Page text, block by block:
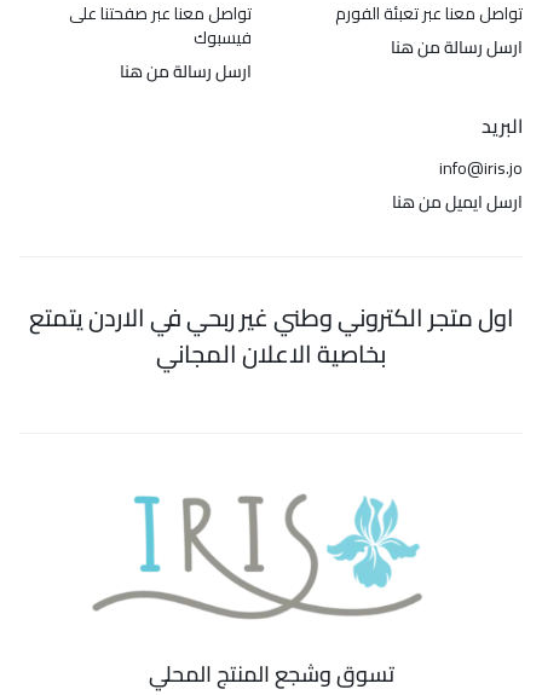
تواصل معنا عبر تعبئة الفورم
ارسل رسالة من هنا
تواصل معنا عبر صفحتنا على
فيسبوك
ارسل رسالة من هنا
البريد
info@iris.jo
ارسل ايميل من هنا
اول متجر الكتروني وطني غير ربحي في الاردن يتمتع
بخاصية الاعلان المجاني
تسوق وشجع المنتج المحلي